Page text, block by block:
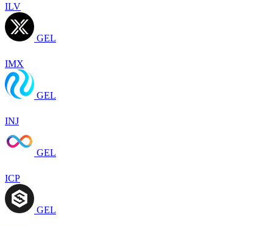
ILV
GEL
IMX
GEL
INJ
GEL
ICP
GEL